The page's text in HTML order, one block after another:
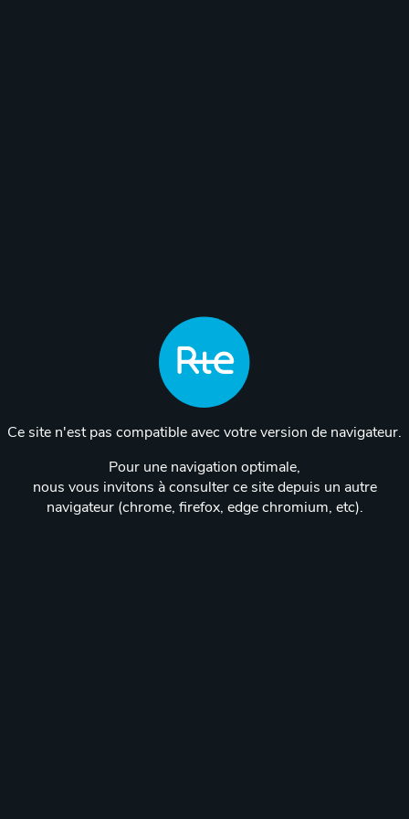
Ce site n'est pas compatible avec votre version de navigateur.
Pour une navigation optimale,
nous vous invitons à consulter ce site depuis un autre
navigateur (chrome, firefox, edge chromium, etc).